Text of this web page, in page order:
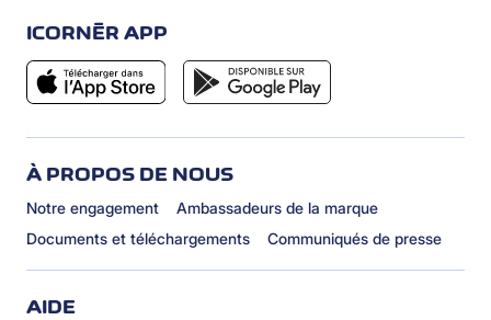
ICORNÈR APP
À PROPOS DE NOUS
Notre engagement
Ambassadeurs de la marque
Documents et téléchargements
Communiqués de presse
AIDE